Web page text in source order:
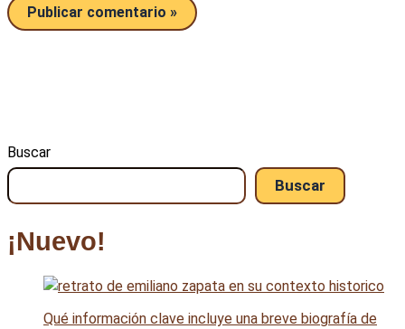
Buscar
Buscar
¡Nuevo!
Qué información clave incluye una breve biografía de